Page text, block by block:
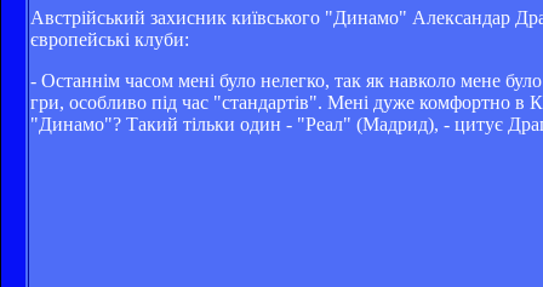
Австрійський захисник київського "Динамо" Александар
європейські клуби:
- Останнім часом мені було нелегко, так як навколо мене
гри, особливо під час "стандартів". Мені дуже комфортно
"Динамо"? Такий тільки один - "Реал" (Мадрид), - цитує